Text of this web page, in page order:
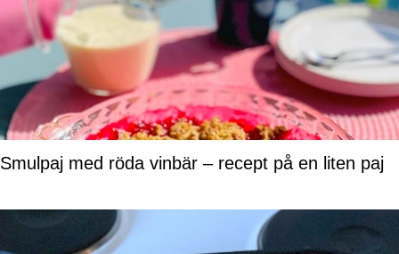
Smulpaj med röda vinbär – recept på en liten paj